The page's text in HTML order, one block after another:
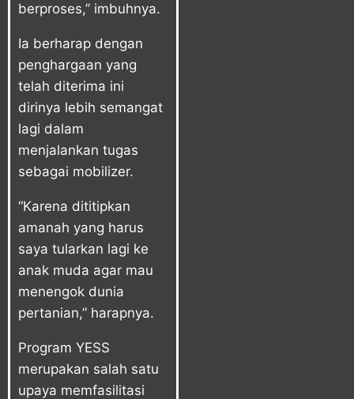
berproses,” imbuhnya.
Ia berharap dengan
penghargaan yang
telah diterima ini
dirinya lebih semangat
lagi dalam
menjalankan tugas
sebagai mobilizer.
“Karena dititipkan
amanah yang harus
saya tularkan lagi ke
anak muda agar mau
menengok dunia
pertanian,” harapnya.
Program YESS
merupakan salah satu
upaya memfasilitasi